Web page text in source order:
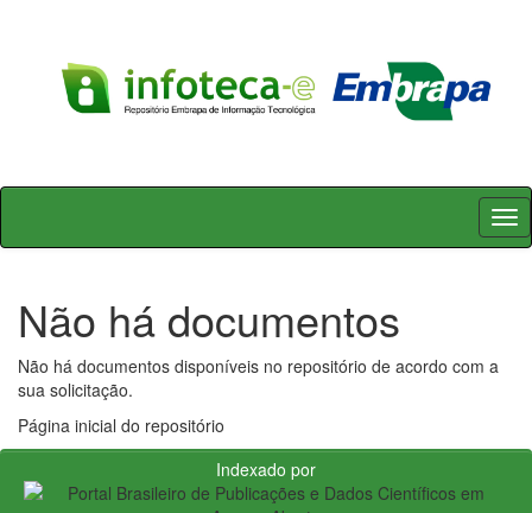
Skip
Não há documentos
Não há documentos disponíveis no repositório de acordo com a
sua solicitação.
Página inicial do repositório
Indexado por